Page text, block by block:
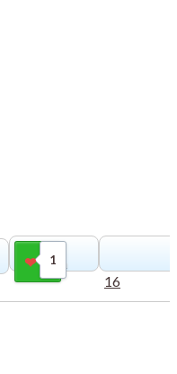
1
Gilla
16